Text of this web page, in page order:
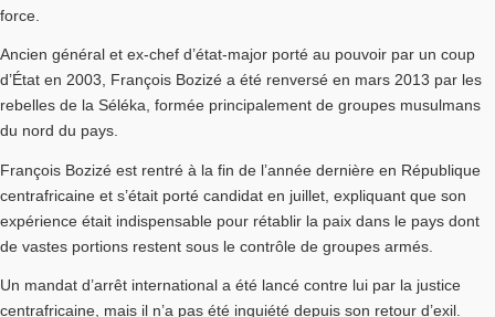
force.
Ancien général et ex-chef d’état-major porté au pouvoir par un coup
d’État en 2003, François Bozizé a été renversé en mars 2013 par les
rebelles de la Séléka, formée principalement de groupes musulmans
du nord du pays.
François Bozizé est rentré à la fin de l’année dernière en République
centrafricaine et s’était porté candidat en juillet, expliquant que son
expérience était indispensable pour rétablir la paix dans le pays dont
de vastes portions restent sous le contrôle de groupes armés.
Un mandat d’arrêt international a été lancé contre lui par la justice
centrafricaine, mais il n’a pas été inquiété depuis son retour d’exil.